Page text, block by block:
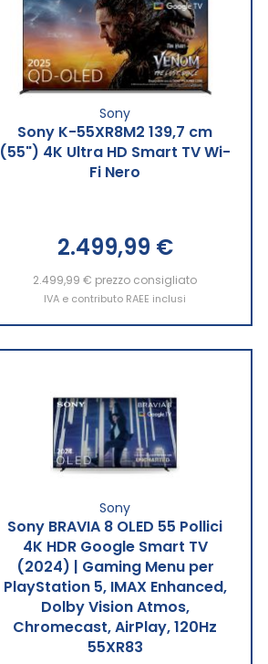
Sony
Sony K-55XR8M2 139,7 cm
(55") 4K Ultra HD Smart TV Wi-
Fi Nero
2.499,99 €
2.499,99 € prezzo consigliato
IVA e contributo RAEE inclusi
Aggiungi al Carrello
Sony
Sony BRAVIA 8 OLED 55 Pollici
4K HDR Google Smart TV
(2024) | Gaming Menu per
PlayStation 5, IMAX Enhanced,
Dolby Vision Atmos,
Chromecast, AirPlay, 120Hz
55XR83